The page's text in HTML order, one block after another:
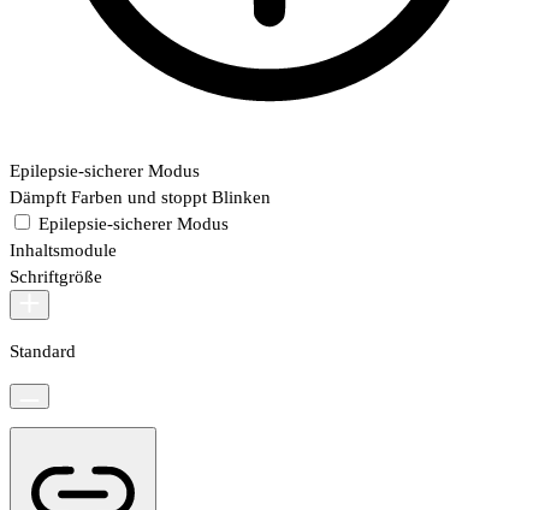
Epilepsie-sicherer Modus
Dämpft Farben und stoppt Blinken
Epilepsie-sicherer Modus
Inhaltsmodule
Schriftgröße
Standard